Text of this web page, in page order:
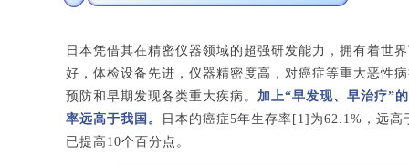
日本凭借其在精密仪器领域的超强研发能力，拥有着世
好，体检设备先进，仪器精密度高，对癌症等重大恶性
预防和早期发现各类重大疾病。 加上“早发现、早治疗”
率远高于我国。
日本的癌症5年生存率[1]为62.1%，远
已提高10个百分点。